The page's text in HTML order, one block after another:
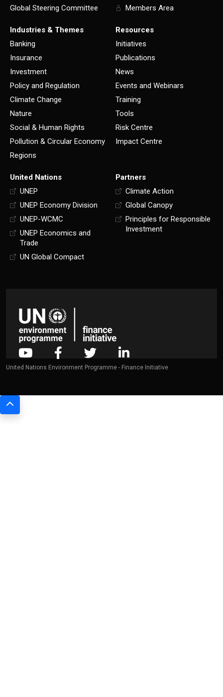
Global Steering Committee
Members Area
Industries & Themes
Banking
Insurance
Investment
Policy and Regulation
Climate Change
Nature
Social & Human Rights
Pollution & Circular Economy
Regions
Resources
Initiatives
Publications
News
Events and Webinars
Training
Tools
Risk Centre
Impact Centre
United Nations
UNEP
UNEP Economy Division
UNEP-WCMC
UNEP Economics and
Trade
UN Global Compact
Partners
Climate Action
Global Canopy
Principles for Responsible
Investment
United Nations Environment Programme - Finance Initiative